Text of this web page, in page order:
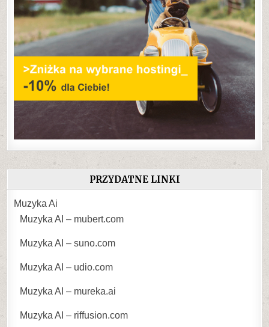
PRZYDATNE LINKI
Muzyka Ai
Muzyka AI – mubert.com
Muzyka AI – suno.com
Muzyka AI – udio.com
Muzyka AI – mureka.ai
Muzyka AI – riffusion.com